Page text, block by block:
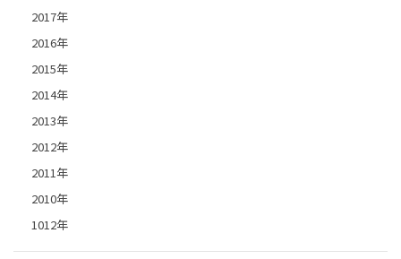
2017年
2016年
2015年
2014年
2013年
2012年
2011年
2010年
1012年